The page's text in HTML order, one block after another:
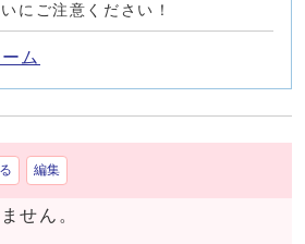
にご注意ください！
ム
編集
せん。